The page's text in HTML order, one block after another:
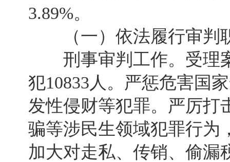
3.89%。
（一）依法履行审判
刑事审判工作。受理案
犯10833人。严惩危害国
发性侵财等犯罪。严厉打
骗等涉民生领域犯罪行为
加大对走私、传销、偷漏